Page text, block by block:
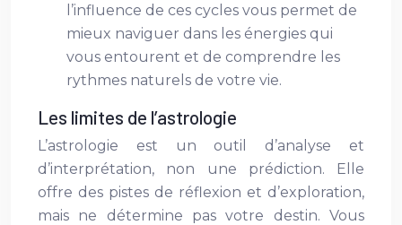
l’influence de ces cycles vous permet de
mieux naviguer dans les énergies qui
vous entourent et de comprendre les
rythmes naturels de votre vie.
Les limites de l’astrologie
L’astrologie est un outil d’analyse et
d’interprétation, non une prédiction. Elle
offre des pistes de réflexion et d’exploration,
mais ne détermine pas votre destin. Vous